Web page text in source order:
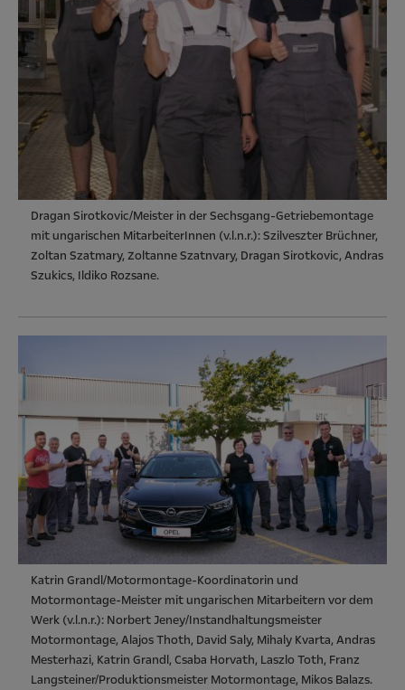
Dragan Sirotkovic/Meister in der Sechsgang-Getriebemontage
mit ungarischen MitarbeiterInnen (v.l.n.r.): Szilveszter Brüchner,
Zoltan Szatmary, Zoltanne Szatnvary, Dragan Sirotkovic, Andras
Szukics, Ildiko Rozsane.
Katrin Grandl/Motormontage-Koordinatorin und
Motormontage-Meister mit ungarischen Mitarbeitern vor dem
Werk (v.l.n.r.): Norbert Jeney/Instandhaltungsmeister
Motormontage, Alajos Thoth, David Saly, Mihaly Kvarta, Andras
Mesterhazi, Katrin Grandl, Csaba Horvath, Laszlo Toth, Franz
Langsteiner/Produktionsmeister Motormontage, Mikos Balazs.